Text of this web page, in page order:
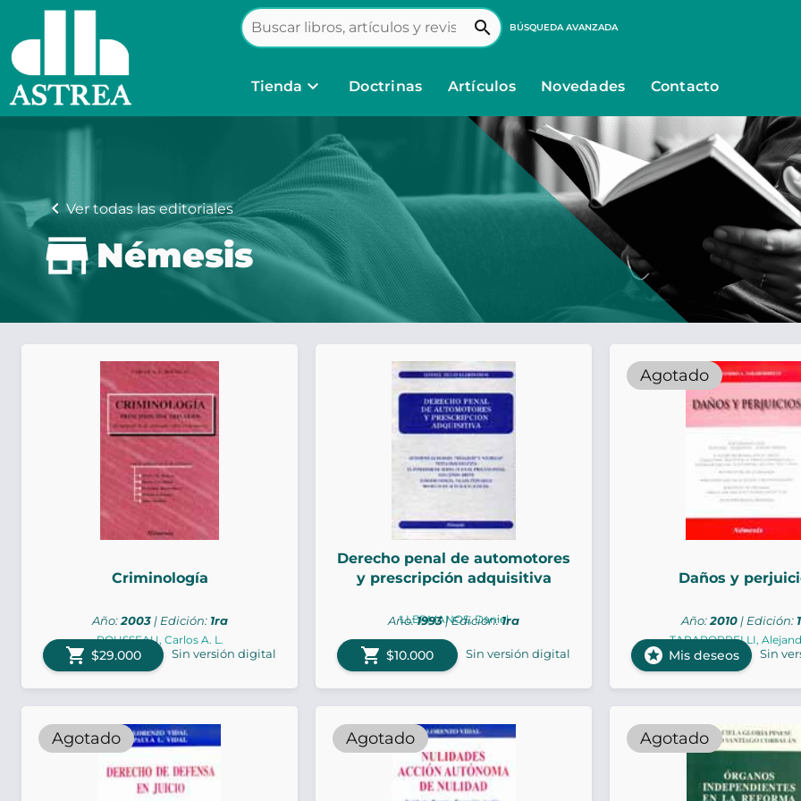
search BÚSQUEDA AVANZADA
Tienda keyboard_arrow_down Doctrinas Artículos Novedades Contacto
chevron_leftVer todas las editoriales
Némesis
Criminología
ROUSSEAU, Carlos A. L.
Año:2003| Edición: 1ra
shopping_cart $29.000 Sin versión digital
Derecho penal de automotores
y prescripción adquisitiva
LLERMANOS, Daniel
Año:1993| Edición:1ra
shopping_cart $10.000 Sin versión digital
Agotado
Daños y
TARABORRELLI,
Año:2010 | Edición:
stars Mis deseos Sin
Agotado Agotado Agotado